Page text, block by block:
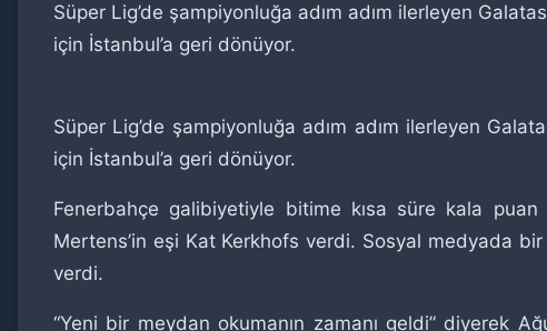
Süper Lig’de şampiyonluğa adım adım ilerleyen
için İstanbul’a geri dönüyor.
Süper Lig’de şampiyonluğa adım adım ilerleyen
için İstanbul’a geri dönüyor.
Fenerbahçe galibiyetiyle bitime kısa süre kala puan
Mertens’in eşi Kat Kerkhofs verdi. Sosyal medyada bir
verdi.
“Yeni bir meydan okumanın zamanı geldi” diyerek